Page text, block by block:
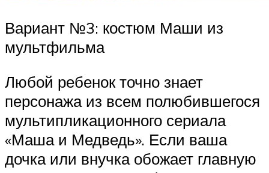
Вариант №3: костюм Маши из
мультфильма
Любой ребенок точно знает
персонажа из всем полюбившегося
мультипликационного сериала
«Маша и Медведь». Если ваша
дочка или внучка обожает главную